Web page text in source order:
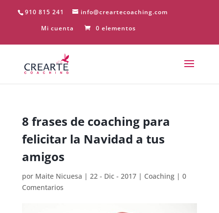
910 815 241
info@creartecoaching.com
Mi cuenta
0 elementos
8 frases de coaching para
felicitar la Navidad a tus
amigos
por Maite Nicuesa | 22 - Dic - 2017| Coaching| 0
Comentarios